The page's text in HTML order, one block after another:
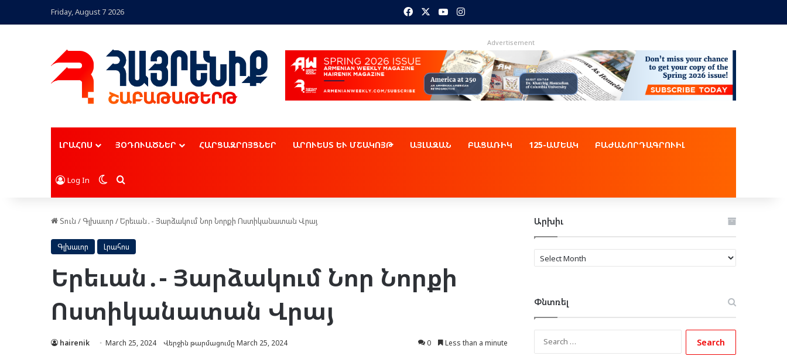
Friday, August 7 2026 FacebookYouTubeInstagram
Advertisement
ԼՐԱՀՈՍ ՅՕԴՈՒԱԾՆԵՐ ՀԱՐՑԱԶՐՈՅՑՆԵՐ ԱՐՈՒԵՍՏ ԵՒ ՄՇԱԿՈՅԹ ԱՅԼԱԶԱՆ ԲԱՑԱՌԻԿ 125-ԱՄԵԱԿ ԲԱԺԱՆՈՐԴԱԳՐՈՒԻԼ
Log In Switch skin
Որոնել
Տուն / Գլխաւոր /Երեւան․- Յարձակում Նոր Նորքի Ոստիկանատան Վրայ
Գլխաւոր Լրահոս
Երեւան․- Յարձակում Նոր Նորքի
Ոստիկանատան Վրայ
hairenik March 25, 2024 Վերջին թարմացումը March 25, 2024 0 Less than a minute
Արխիւ
Արխիւ
Փնտռել